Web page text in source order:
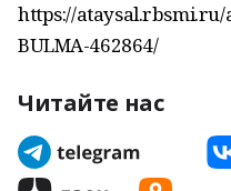
https://ataysal.rbsmi.ru/
BULMA-462864/
Читайте нас